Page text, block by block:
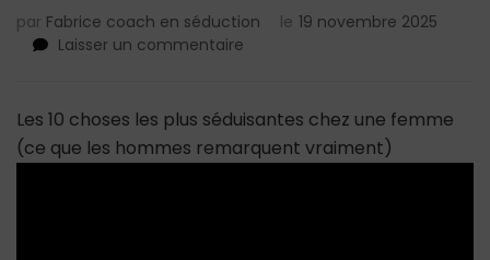
par Fabrice coach en séduction le 19 novembre 2025
Laisser un commentaire
choses
plus
Les 10 choses les plus séduisantes chez une femme
(ce que les hommes remarquent vraiment)